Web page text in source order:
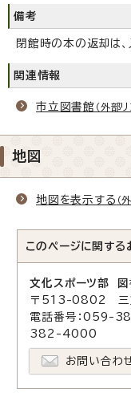
備考
閉館時の本の返却は
関連情報
市立図書館 （外部リ
地図
地図を表示する （
このページに関する
文化スポーツ部 図
〒513-0802 三
電話番号：059-
382-4000
お問い合わ